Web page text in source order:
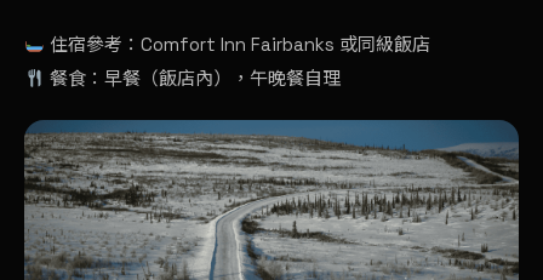
住宿參考：Comfort Inn Fairbanks 或同級飯店
餐食：早餐（飯店內），午晚餐自理